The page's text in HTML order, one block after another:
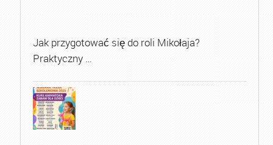
Jak przygotować się do roli Mikołaja?
Praktyczny …